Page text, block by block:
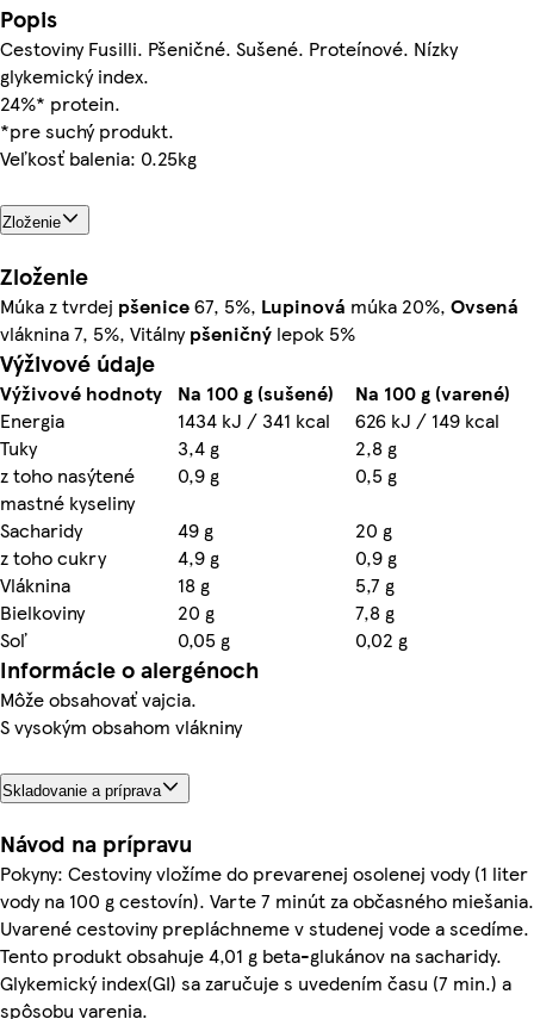
Popis
Cestoviny Fusilli. Pšeničné. Sušené. Proteínové. Nízky
glykemický index.
24%* protein.
*pre suchý produkt.
Veľkosť balenia: 0.25kg
Zloženie
Zloženie
Múka z tvrdej pšenice67, 5%, Lupinová múka 20%, Ovsená
vláknina 7, 5%, Vitálnypšeničný lepok 5%
Výživové údaje
Výživové hodnoty Na 100 g (sušené)
Na 100 g (varené)
Energia
1434 kJ / 341 kcal
626 kJ / 149 kcal
Tuky
3,4 g
2,8 g
z toho nasýtené
mastné kyseliny
0,9 g
0,5 g
Sacharidy
49 g
20 g
z toho cukry
4,9 g
0,9 g
Vláknina
18 g
5,7 g
Bielkoviny
20 g
7,8 g
Soľ
0,05 g 0,02 g
Informácie o alergénoch
Môže obsahovať vajcia.
S vysokým obsahom vlákniny
Skladovanie a príprava
Návod na prípravu
Pokyny: Cestoviny vložíme do prevarenej osolenej vody (1 liter
vody na 100 g cestovín). Varte 7 minút za občasného miešania.
Uvarené cestoviny prepláchneme v studenej vode a scedíme.
Tento produkt obsahuje 4,01 g beta-glukánov na sacharidy.
Glykemický index(GI) sa zaručuje s uvedením času (7 min.) a
spôsobu varenia.